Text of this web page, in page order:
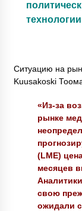
Ситуацию на
Kuusakoski
«Из-за
рынке
(LME)
месяцев
свою
ожидали